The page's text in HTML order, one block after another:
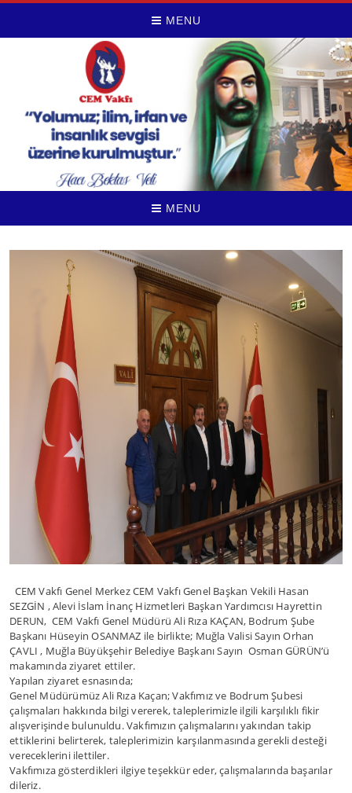
MENU
MENU
CEM Vakfı Genel Merkez CEM Vakfı Genel Başkan Vekili Hasan
SEZGİN , Alevi İslam İnanç Hizmetleri Başkan Yardımcısı Hayrettin
DERUN, CEM Vakfı Genel Müdürü Ali Rıza KAÇAN, Bodrum Şube
Başkanı Hüseyin OSANMAZ ile birlikte; Muğla Valisi Sayın Orhan
ÇAVLI , Muğla Büyükşehir Belediye Başkanı Sayın Osman GÜRÜN’ü
makamında ziyaret ettiler.
Yapılan ziyaret esnasında;
Genel Müdürümüz Ali Rıza Kaçan; Vakfımız ve Bodrum Şubesi
çalışmaları hakkında bilgi vererek, taleplerimizle ilgili karşılıklı fikir
alışverişinde bulunuldu. Vakfımızın çalışmalarını yakından takip
ettiklerini belirterek, taleplerimizin karşılanmasında gerekli desteği
vereceklerini ilettiler.
Vakfımıza gösterdikleri ilgiye teşekkür eder, çalışmalarında başarılar
dileriz.